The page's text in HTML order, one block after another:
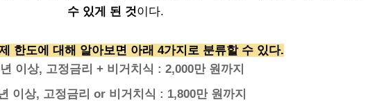
수 있게 된 것이다.
한도에 대해 알아보면 아래 4가지로 분류할 수 있다.
이상, 고정금리 + 비거치식 : 2,000만 원까지
이상, 고정금리 or 비거치식 : 1,800만 원까지